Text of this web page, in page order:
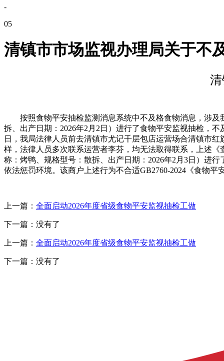
-
05
清镇市市场监视办理局关于不
按照食物平安抽检监测消息系统中不及格食物消息，涉及
拆、出产日期：2026年2月2日）进行了食物平安监视抽检，
日，我局法律人员前去清镇市尤记千层包店运营场合清镇市
样，法律人员多次联系运营者李芬，均无法取得联系，上述
称：烤鸭、规格型号：散拆、出产日期：2026年2月3日）进
依法惩罚环境。该商户上述行为不合适GB2760-2024《食物
上一篇： 全面启动2026年度省级食物平安监视抽检工做
下一篇：没有了
上一篇： 全面启动2026年度省级食物平安监视抽检工做
下一篇：没有了